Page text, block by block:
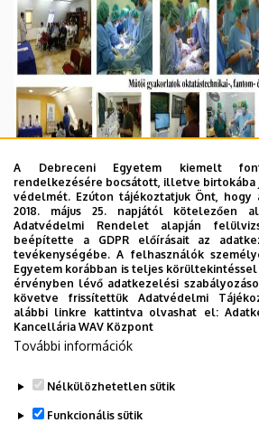
Rezidensképzés HEFOP-3.3.1-P-
Legutóbbi frissítés: 2025. 05. 19. 10:08
A Debreceni Egyetem kiemelt
rendelkezésére bocsátott, illetve birtokába
védelmét. Ezúton tájékoztatjuk Önt, hogy
2018. május 25. napjától kötelezően
Adatvédelmi Rendelet alapján
beépítette a GDPR előírásait az
tevékenységébe. A felhasználók
Egyetem korábban is teljes
érvényben lévő adatkezelési
követve frissítettük Adatvédelmi
alábbi linkre kattintva olvashat el:
Kancellária WAV Központ
További információk
Nélkülözhetetlen sütik
Funkcionális sütik